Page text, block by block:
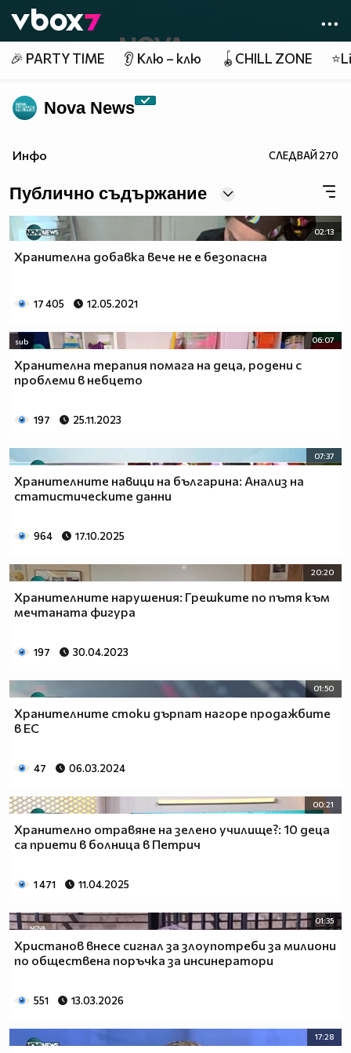
👾
🎉 PARTY TIME 👂 Клю – клю 🪀CHILL ZONE
Nova News
Инфо СЛЕДВАЙ270
Публично съдържание
02:13
Хранителна добавка вече не е безопасна
17 405 12.05.2021
sub 06:07
Хранителна терапия помага на деца, родени с
проблеми в небцето
197 25.11.2023
07:37
Хранителните навици на българина: Анализ на
статистическите данни
964 17.10.2025
20:20
Хранителните нарушения: Грешките по пътя към
мечтаната фигура
197 30.04.2023
01:50
Хранителните стоки дърпат нагоре продажбите
в ЕС
47 06.03.2024
00:21
Хранително отравяне на зелено училище?: 10 деца
са приети в болница в Петрич
1 471 11.04.2025
01:35
Христанов внесе сигнал за злоупотреби за милиони
по обществена поръчка за инсинератори
551 13.03.2026
17:28